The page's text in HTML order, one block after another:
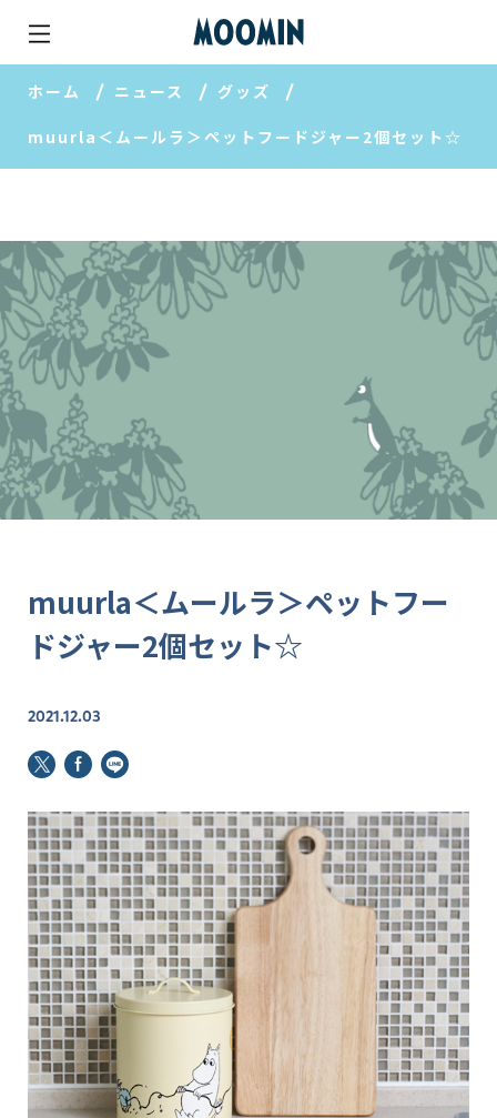
ホーム ニュース グッズ
muurla＜ムールラ＞ペットフードジャー2個セット☆
muurla＜ムールラ＞ペットフー
ドジャー2個セット☆
2021.12.03